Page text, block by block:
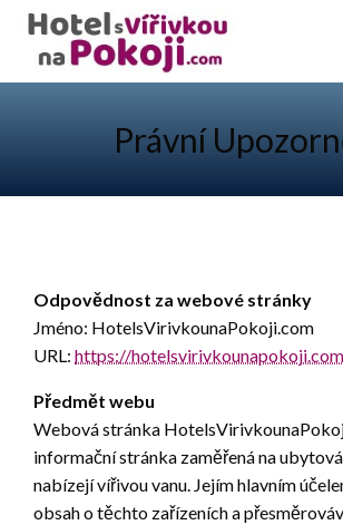
Skip
content
Najděte si romantický pobyt pro dvě
Právní
Odpovědnost za webové stránky
Jméno: HotelsVirivkounaPokoji.com
URL: https://
Předmět webu
Webová stránka
informační stránka zaměřená na
nabízejí vířivou vanu. Jejím hlavním
obsah o těchto zařízeních a